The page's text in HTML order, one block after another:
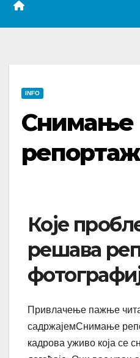
INFO
Снимање
Које
решава
Привлачење пажње
садржајемСнимање
кадрова уживо која се